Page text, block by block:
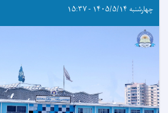
چهارشنبه ۱۴۰۵/۵/۱۴ - ۱۵:۳۷